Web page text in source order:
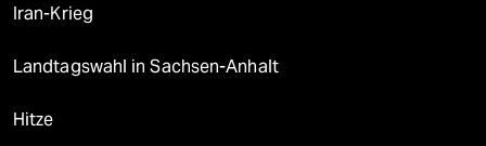
Iran-Krieg
Landtagswahl in Sachsen-Anhalt
Hitze